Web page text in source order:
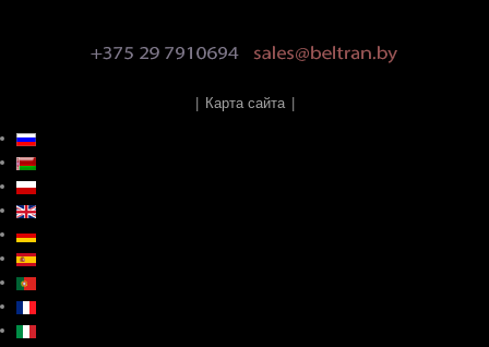
Карта сайта